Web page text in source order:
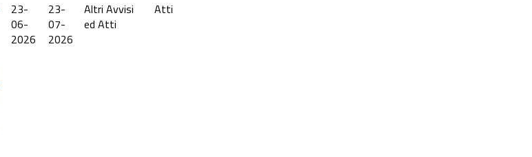
23-
06-
2026
23-
07-
2026
Altri Avvisi
ed Atti
Atti